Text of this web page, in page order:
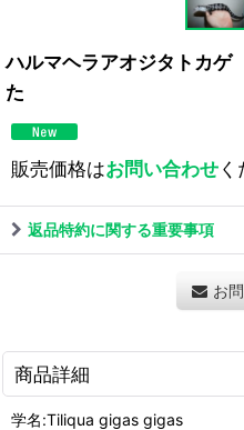
ハルマヘラアオジタトカ
た
販売価格はお問い合わせく
返品特約に関する重要事項
お
商品詳細
学名:Tiliqua gigas gigas